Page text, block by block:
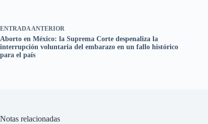
ENTRADAANTERIOR
Aborto en México: la Suprema Corte despenaliza la
interrupción voluntaria del embarazo en un fallo histórico
para el país
Notas relacionadas